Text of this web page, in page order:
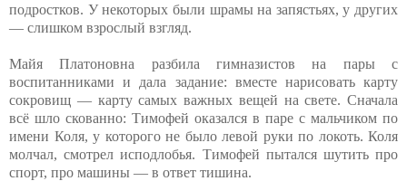
подростков. У некоторых были шрамы на запястьях, у других
— слишком взрослый взгляд.
Майя Платоновна разбила гимназистов на пары с
воспитанниками и дала задание: вместе нарисовать карту
сокровищ — карту самых важных вещей на свете. Сначала
всё шло скованно: Тимофей оказался в паре с мальчиком по
имени Коля, у которого не было левой руки по локоть. Коля
молчал, смотрел исподлобья. Тимофей пытался шутить про
спорт, про машины — в ответ тишина.